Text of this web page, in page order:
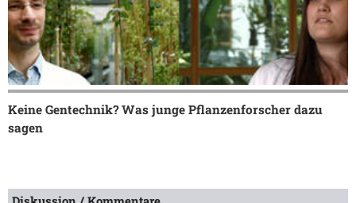
Keine Gentechnik? Was junge Pflanzenforscher dazu
sagen